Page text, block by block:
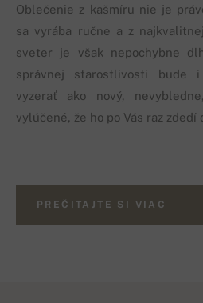
Oblečenie z kašmíru nie je
sa vyrába ručne a z
sveter je však nepochybne
správnej starostlivosti bude
vyzerať ako nový,
vylúčené, že ho po Vás raz zdedí
PREČITAJTE SI VIAC